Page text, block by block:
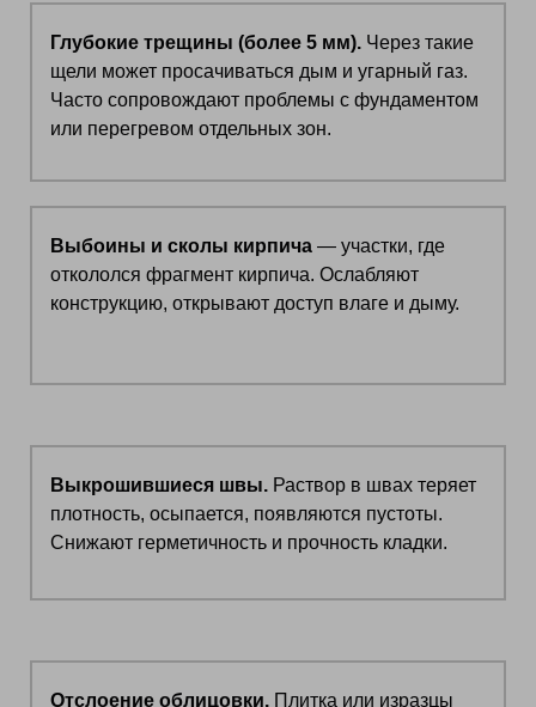
Глубокие трещины (более 5 мм). Через такие
щели может просачиваться дым и угарный газ.
Часто сопровождают проблемы с фундаментом
или перегревом отдельных зон.
Выбоины и сколы кирпича — участки, где
откололся фрагмент кирпича. Ослабляют
конструкцию, открывают доступ влаге и дыму.
Выкрошившиеся швы. Раствор в швах теряет
плотность, осыпается, появляются пустоты.
Снижают герметичность и прочность кладки.
Отслоение облицовки. Плитка или изразцы